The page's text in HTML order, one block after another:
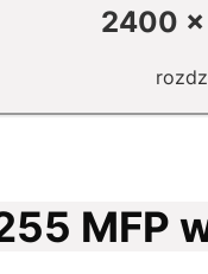
2400
MFP